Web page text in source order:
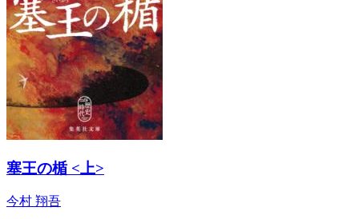
塞王の楯 <上>
今村 翔吾